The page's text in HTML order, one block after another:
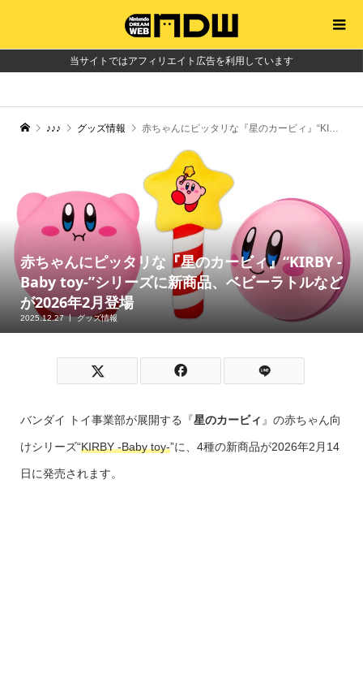
当サイトではアフィリエイト広告を利用しています
♪♪♪ グッズ情報 赤ちゃんにピッタリな『星のカービィ』“KIRBY -Baby toy-”シリーズに新商品、ベビーラトルなどが2026年2月登場
赤ちゃんにピッタリな『星のカービィ』“KIRBY -
Baby toy-”シリーズに新商品、ベビーラトルなど
が2026年2月登場
2025.12.27 グッズ情報
バンダイ トイ事業部が展開する『星のカービィ 』の赤ちゃん向
けシリーズ“KIRBY -Baby toy-”に、4種の新商品が2026年2月14
日に発売されます。